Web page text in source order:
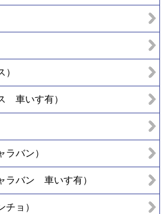
車いす有）
ラバン）
ラバン 車いす有）
チョ）